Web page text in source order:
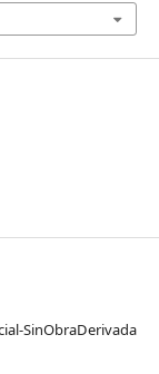
SinObraDerivada